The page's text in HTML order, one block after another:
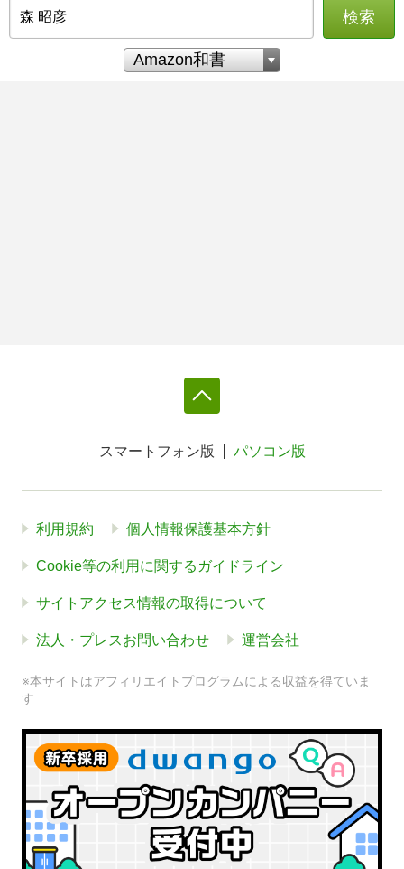
検索
スマートフォン版 パソコン版
利用規約 個人情報保護基本方針
Cookie等の利用に関するガイドライン
サイトアクセス情報の取得について
法人・プレスお問い合わせ 運営会社
※本サイトはアフィリエイトプログラムによる収益を得ていま
す